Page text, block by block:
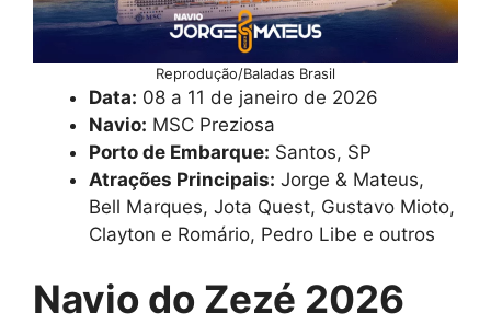
Reprodução/Baladas Brasil
Data: 08 a 11 de janeiro de 2026
Navio: MSC Preziosa
Porto de Embarque: Santos, SP
Atrações Principais: Jorge & Mateus,
Bell Marques, Jota Quest, Gustavo Mioto,
Clayton e Romário, Pedro Libe e outros
Navio do Zezé 2026